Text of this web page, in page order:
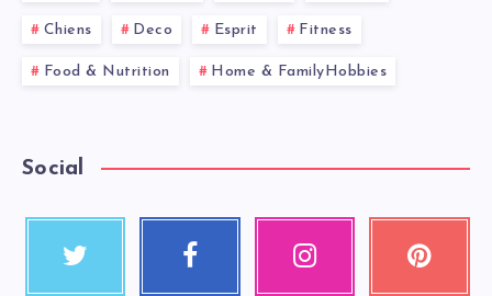
Chiens Deco Esprit Fitness
Food & Nutrition Home & FamilyHobbies
Social